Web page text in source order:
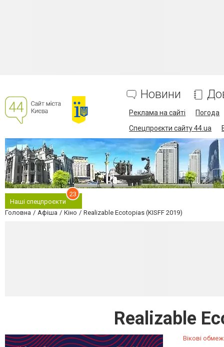
Новини
Реклама на сайті
Погода
Спецпроєкти сайту 44.ua
Наші спецпроєкти
23
Головна Афіша Кіно Realizable Ecotopias (KISFF 2019)
Realizable
Вікові